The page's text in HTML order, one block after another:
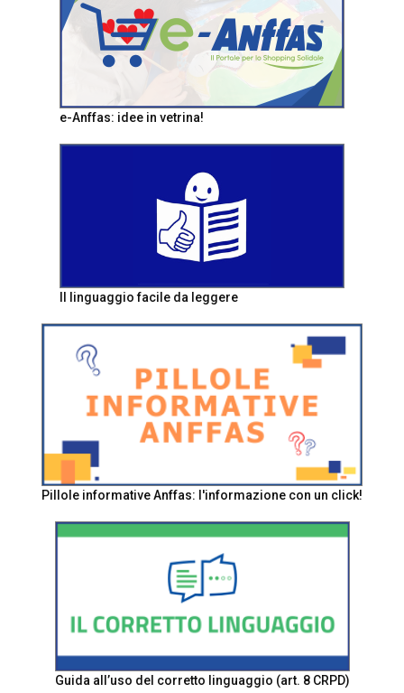
e-Anffas: idee in vetrina!
Il linguaggio facile da leggere
Pillole informative Anffas: l'informazione con un click!
Guida all’uso del corretto linguaggio (art. 8 CRPD)